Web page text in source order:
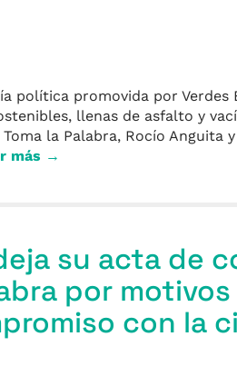
política promovida por Verdes
llenas de asfalto y
la Palabra, Rocío Anguita
más →
su acta de
por
con la